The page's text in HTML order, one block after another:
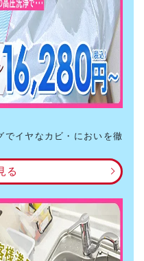
でイヤなカビ・においを徹
る